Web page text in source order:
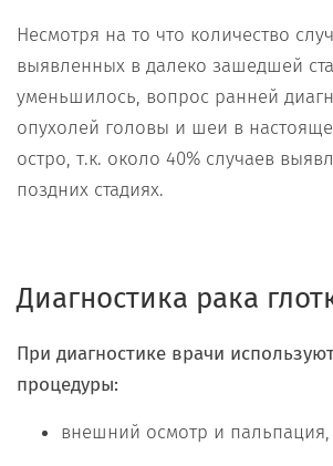
Несмотря на то что количество
выявленных в далеко зашедшей
уменьшилось, вопрос ранней
опухолей головы и шеи в
остро, т.к. около 40% случаев
поздних стадиях.
Диагностика рака
При диагностике врачи
процедуры:
внешний осмотр и пальпация,